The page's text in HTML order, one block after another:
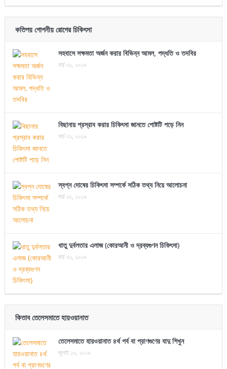
কতিপয় গোপনীয় রোগের চিকিৎসা
সহবাসে সক্ষমতা অর্জন করার বিভিন্ন আমল, পদ্ধতি ও তদবির
মার্চ ৩১, ২০১৯
বিছানায় প্রস্রাব করার চিকিৎসা জানতে পোষ্টটি পড়ে নিন
মার্চ ৩১, ২০১৯
স্বপ্ন দোষের চিকিৎসা সম্পর্কে সঠিক তথ্য নিয়ে আলোচনা
মার্চ ৩১, ২০১৯
ধাতু দুর্বলতার এলাজ (কোরআনী ও দ্রব্যগুণন চিকিৎসা)
মার্চ ৩১, ২০১৯
কিতাব তেলেসমাতে হায়ওয়ানাত
তেলেসমাতে হায়ওয়ানাত ৪র্থ পর্ব বা প্রাণগুণের যাদু শিখুন
জুলাই ১৩, ২০১৯